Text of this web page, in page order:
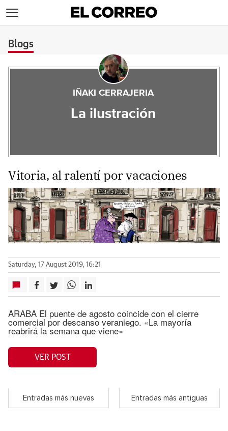
Blogs
IÑAKI CERRAJERIA
La ilustración
Vitoria, al ralentí por vacaciones
Saturday, 17 August 2019, 16:21
ARABA El puente de agosto coincide con el cierre
comercial por descanso veraniego. «La mayoría
reabrirá la semana que viene»
VER POST
Entradas más nuevas Entradas más antiguas